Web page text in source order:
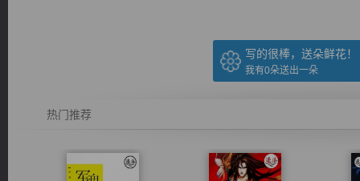
写的很棒，送朵鲜花！
我有0朵送出一朵
热门推荐